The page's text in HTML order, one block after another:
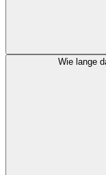
Wie lange